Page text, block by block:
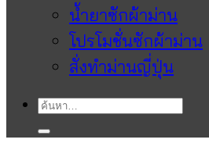
น้ำยาซักผ้าม่าน
โปรโมชั่นซักผ้าม่าน
สั่งทำม่านญี่ปุ่น
ค้นหา: